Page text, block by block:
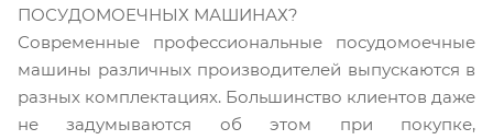
ПОСУДОМОЕЧНЫХ МАШИНАХ?
Современные профессиональные посудомоечные
машины различных производителей выпускаются в
разных комплектациях. Большинство клиентов даже
не задумываются об этом при покупке,